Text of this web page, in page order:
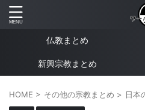
仏教まとめ
新興宗教まとめ
HOME > その他の宗教まとめ > 日本